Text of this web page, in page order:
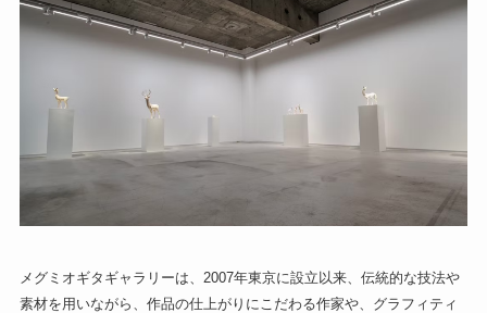
メグミオギタギャラリーは、2007年東京に設立以来、伝統的な技法や
素材を用いながら、作品の仕上がりにこだわる作家や、グラフィティ